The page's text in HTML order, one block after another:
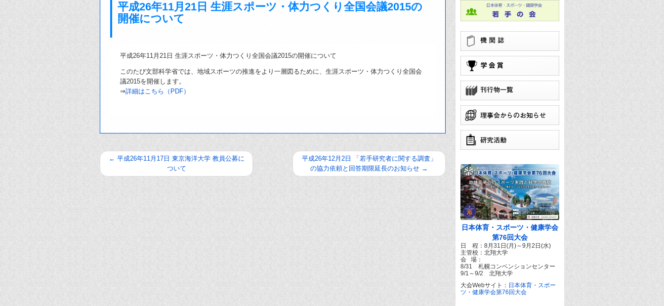
平成26年11月21日 生涯スポーツ・体力つくり全国会議2015の
開催について
平成26年11月21日 生涯スポーツ・体力つくり全国会議2015の開催について
このたび文部科学省では、地域スポーツの推進をより一層図るために、生涯スポーツ・体力つくり全国会
議2015を開催します。
⇒詳細はこちら（PDF）
← 平成26年11月17日 東京海洋大学 教員公募に
ついて
平成26年12月2日 「若手研究者に関する調査」
の協力依頼と回答期限延長のお知らせ →
日本体育・スポーツ・健康学会
第76回大会
日 程：8月31日(月)～9月2日(水)
主管校：北翔大学
会 場：
8/31 札幌コンベンションセンター
9/1～9/2 北翔大学
大会Webサイト： 日本体育・スポー
ツ・健康学会第76回大会